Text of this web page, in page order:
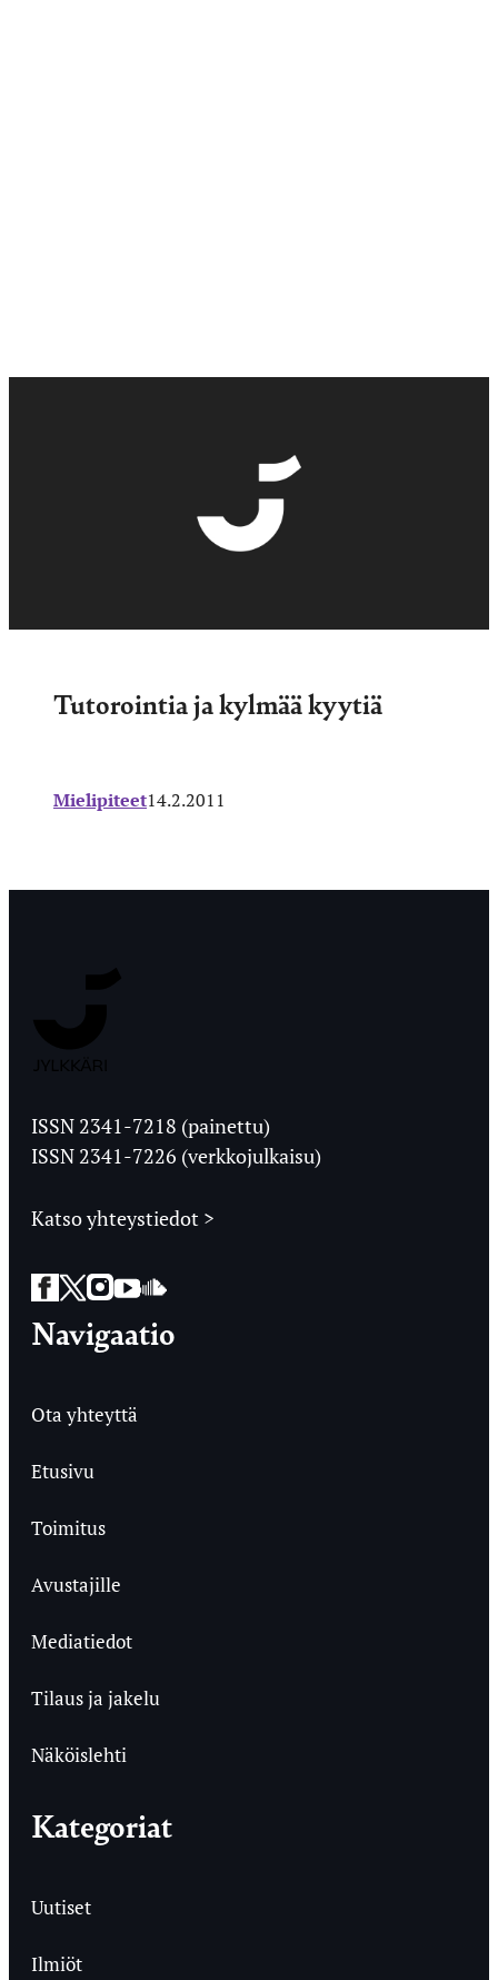
Tutorointia ja kylmää kyytiä
Mielipiteet14.2.2011
Ylioppilaslehti
ISSN 2341-7218 (painettu)
ISSN 2341-7226 (verkkojulkaisu)
Katso yhteystiedot >
Facebook
Twitter
Instagram
YouTube
SoundCloud
Navigaatio
Ota yhteyttä
Etusivu
Toimitus
Avustajille
Mediatiedot
Tilaus ja jakelu
Näköislehti
Kategoriat
Uutiset
Ilmiöt